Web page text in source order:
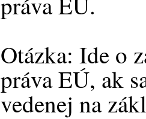
Otázka: Ide o
práva EÚ, ak
vedenej na